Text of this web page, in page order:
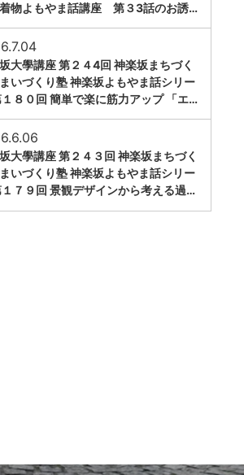
物よもやま話講座 第３3話のお誘…
大學講座 第２４4回 神楽坂まちづく
いづくり塾 神楽坂よもやま話シリー
１８０回 簡単で楽に筋力アップ 「エ…
大學講座 第２４３回 神楽坂まちづく
いづくり塾 神楽坂よもやま話シリー
１７９回 景観デザインから考える過…